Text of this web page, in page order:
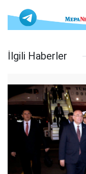
İlgili Haberler